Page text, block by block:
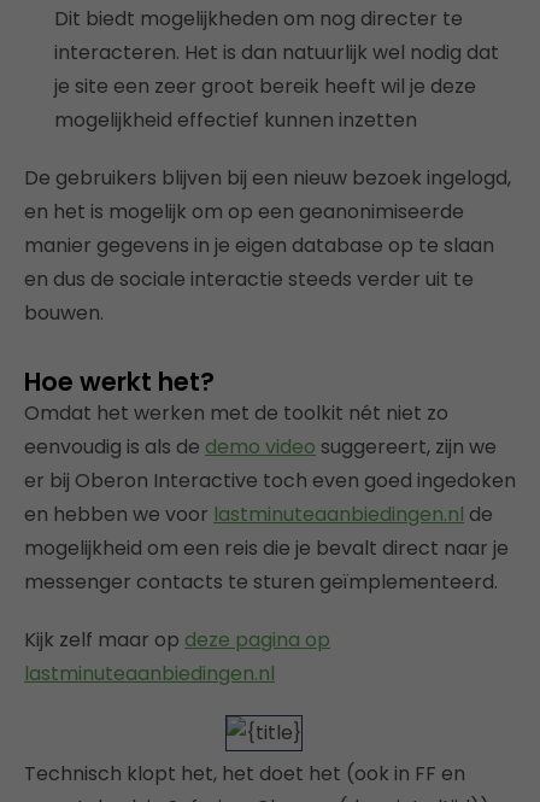
Dit biedt mogelijkheden om nog directer te
interacteren. Het is dan natuurlijk wel nodig dat
je site een zeer groot bereik heeft wil je deze
mogelijkheid effectief kunnen inzetten
De gebruikers blijven bij een nieuw bezoek ingelogd,
en het is mogelijk om op een geanonimiseerde
manier gegevens in je eigen database op te slaan
en dus de sociale interactie steeds verder uit te
bouwen.
Hoe werkt het?
Omdat het werken met de toolkit nét niet zo
eenvoudig is als de demo video suggereert, zijn we
er bij Oberon Interactive toch even goed ingedoken
en hebben we voor lastminuteaanbiedingen.nl de
mogelijkheid om een reis die je bevalt direct naar je
messenger contacts te sturen geïmplementeerd.
Kijk zelf maar op deze pagina op
lastminuteaanbiedingen.nl
Technisch klopt het, het doet het (ook in FF en